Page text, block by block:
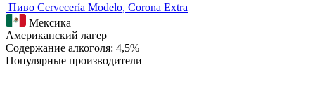
Пиво Cervecería Modelo, Corona Extra
Мексика
Американский лагер
Содержание алкоголя: 4,5%
Популярные производители